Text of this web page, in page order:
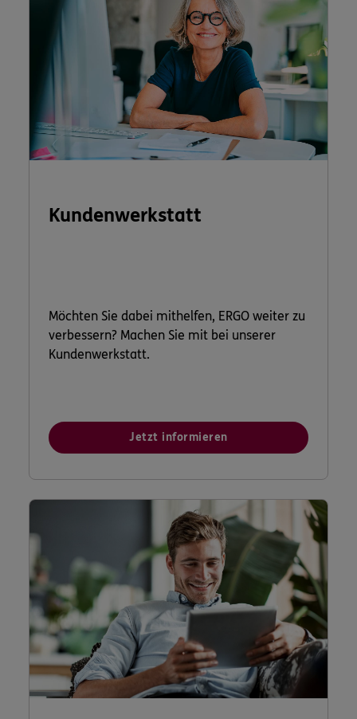
Kundenwerkstatt
Möchten Sie dabei mithelfen, ERGO weiter zu
verbessern? Machen Sie mit bei unserer
Kundenwerkstatt.
Jetzt informieren